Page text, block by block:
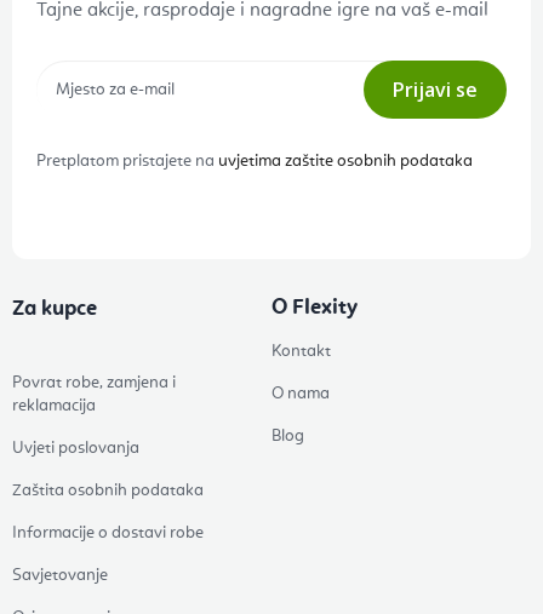
Tajne akcije, rasprodaje i nagradne igre na vaš e-mail
Prijavi se
Pretplatom pristajete na uvjetima zaštite osobnih podataka
Za kupce
Povrat robe, zamjena i
reklamacija
Uvjeti poslovanja
Zaštita osobnih podataka
Informacije o dostavi robe
Savjetovanje
O Flexity
Kontakt
O nama
Blog